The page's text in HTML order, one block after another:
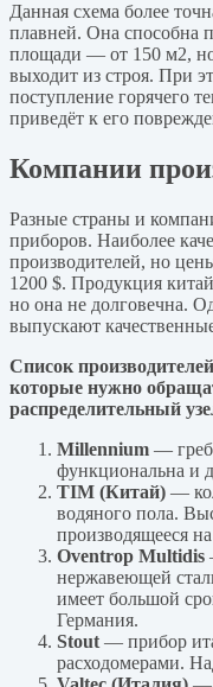
Данная схема более
плавней. Она способна
площади — от 150 м2,
выходит из строя. При
поступление горячего
приведёт к его
Компании
Разные страны и
приборов. Наиболее
производителей, но
1200 $. Продукция
но она не долговечна.
выпускают
Список
которые нужно
распределительный
Millennium —
функциональна и
TIM (Китай) —
водяного пола.
производящееся
Oventrop Multidis
нержавеющей
имеет большой
Германия.
Stout — прибор
расходомерами.